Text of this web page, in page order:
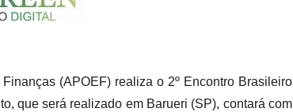
(APOEF) realiza o 2º Encontro Brasileiro
que será realizado em Barueri (SP), contará com